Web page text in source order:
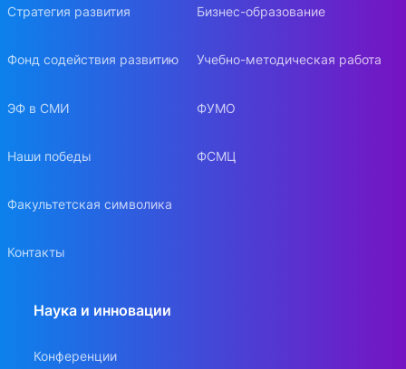
Стратегия развития
Фонд содействия развитию
ЭФ в СМИ
Наши победы
Факультетская символика
Контакты
Бизнес-образование
Учебно-методическая работа
ФУМО
ФСМЦ
Наука и инновации
Конференции